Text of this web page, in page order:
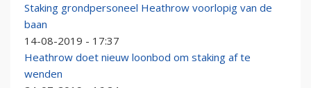
Staking grondpersoneel Heathrow voorlopig van de
baan
14-08-2019 - 17:37
Heathrow doet nieuw loonbod om staking af te
wenden